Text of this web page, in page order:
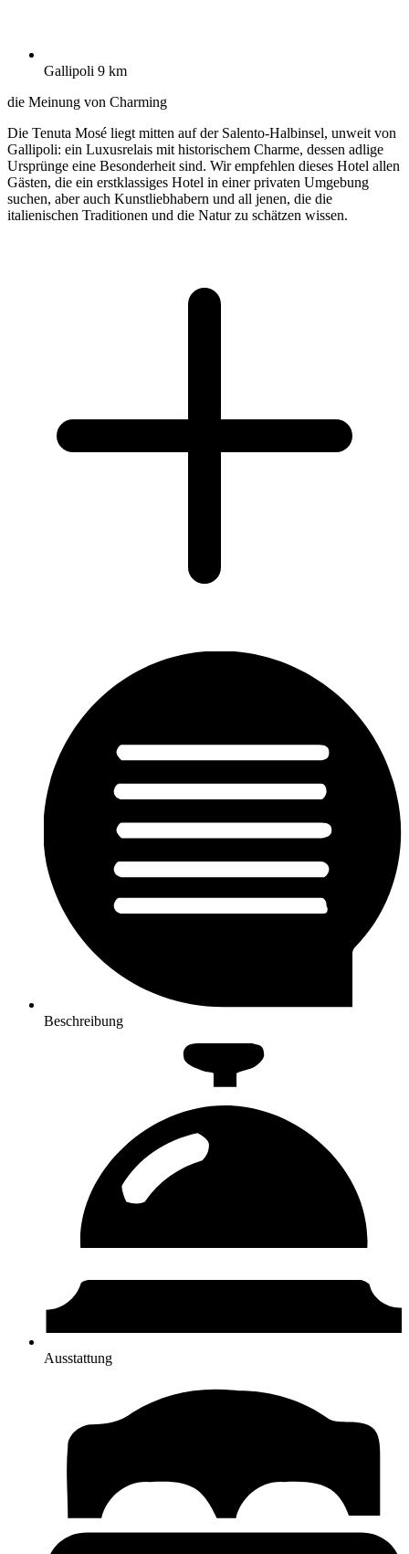
Gallipoli 9 km
die Meinung von Charming
Die Tenuta Mosé liegt mitten auf der Salento-Halbinsel, unweit von
Gallipoli: ein Luxusrelais mit historischem Charme, dessen adlige
Ursprünge eine Besonderheit sind. Wir empfehlen dieses Hotel allen
Gästen, die ein erstklassiges Hotel in einer privaten Umgebung
suchen, aber auch Kunstliebhabern und all jenen, die die
italienischen Traditionen und die Natur zu schätzen wissen.
Beschreibung
Ausstattung